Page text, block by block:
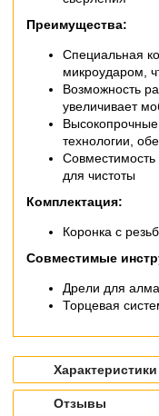
Преимущества:
Специальная
микроударом,
Возможность
увеличивает
технологии,
для чистоты
Комплектация:
Коронка с
Совместимые
Дрели для
Торцевая
Характеристики
Отзывы